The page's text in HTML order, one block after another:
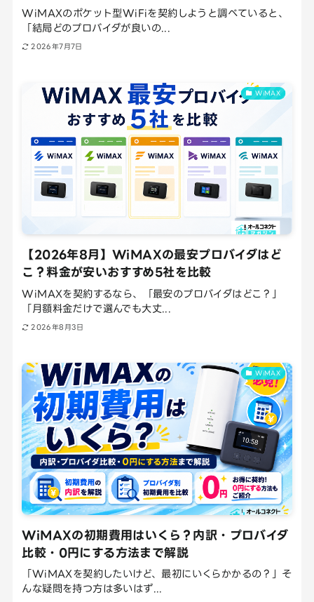
WiMAXのポケット型WiFiを契約しようと調べていると、
「結局どのプロバイダが良いの...
2026年7月7日
WiMAX
【2026年8月】WiMAXの最安プロバイダはど
こ？料金が安いおすすめ5社を比較
WiMAXを契約するなら、「最安のプロバイダはどこ？」
「月額料金だけで選んでも大丈...
2026年8月3日
WiMAX
WiMAXの初期費用はいくら？内訳・プロバイダ
比較・0円にする方法まで解説
「WiMAXを契約したいけど、最初にいくらかかるの？」そ
んな疑問を持つ方は多いはず...